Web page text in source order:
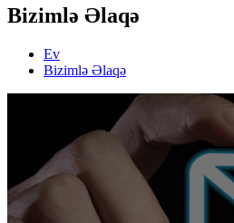
Bizimlə Əlaqə
Ev
Bizimlə Əlaqə